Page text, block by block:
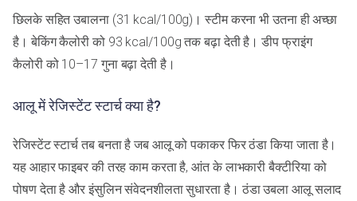
छिलके सहित उबालना (31 kcal/100g)। स्टीम करना भी उतना ही अच्छा
है। बेकिंग कैलोरी को 93 kcal/100g तक बढ़ा देती है। डीप फ्राइंग
कैलोरी को 10–17 गुना बढ़ा देती है।
आलू में रेजिस्टेंट स्टार्च क्या है?
रेजिस्टेंट स्टार्च तब बनता है जब आलू को पकाकर फिर ठंडा किया जाता है।
यह आहार फाइबर की तरह काम करता है, आंत के लाभकारी बैक्टीरिया को
पोषण देता है और इंसुलिन संवेदनशीलता सुधारता है। ठंडा उबला आलू सलाद